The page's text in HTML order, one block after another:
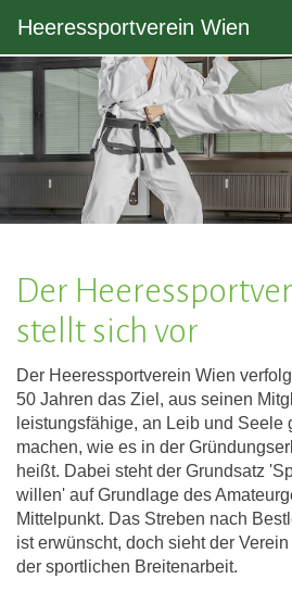
Heeressportverein Wien
Der
stellt sich vor
Der Heeressportverein Wien
50 Jahren das Ziel, aus seinen
leistungsfähige, an Leib und Seele
machen, wie es in der
heißt. Dabei steht der Grundsatz
willen' auf Grundlage des
Mittelpunkt. Das Streben nach
ist erwünscht, doch sieht der
der sportlichen Breitenarbeit.